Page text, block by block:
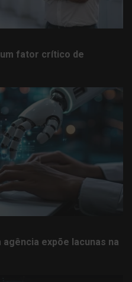
fator crítico de
expõe lacunas na